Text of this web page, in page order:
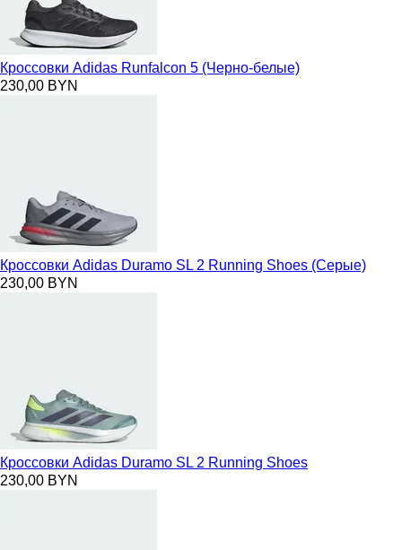
Кроссовки Adidas Runfalcon 5 (Черно-белые)
230,00 BYN
Кроссовки Adidas Duramo SL 2 Running Shoes (Серые)
230,00 BYN
Кроссовки Adidas Duramo SL 2 Running Shoes
230,00 BYN